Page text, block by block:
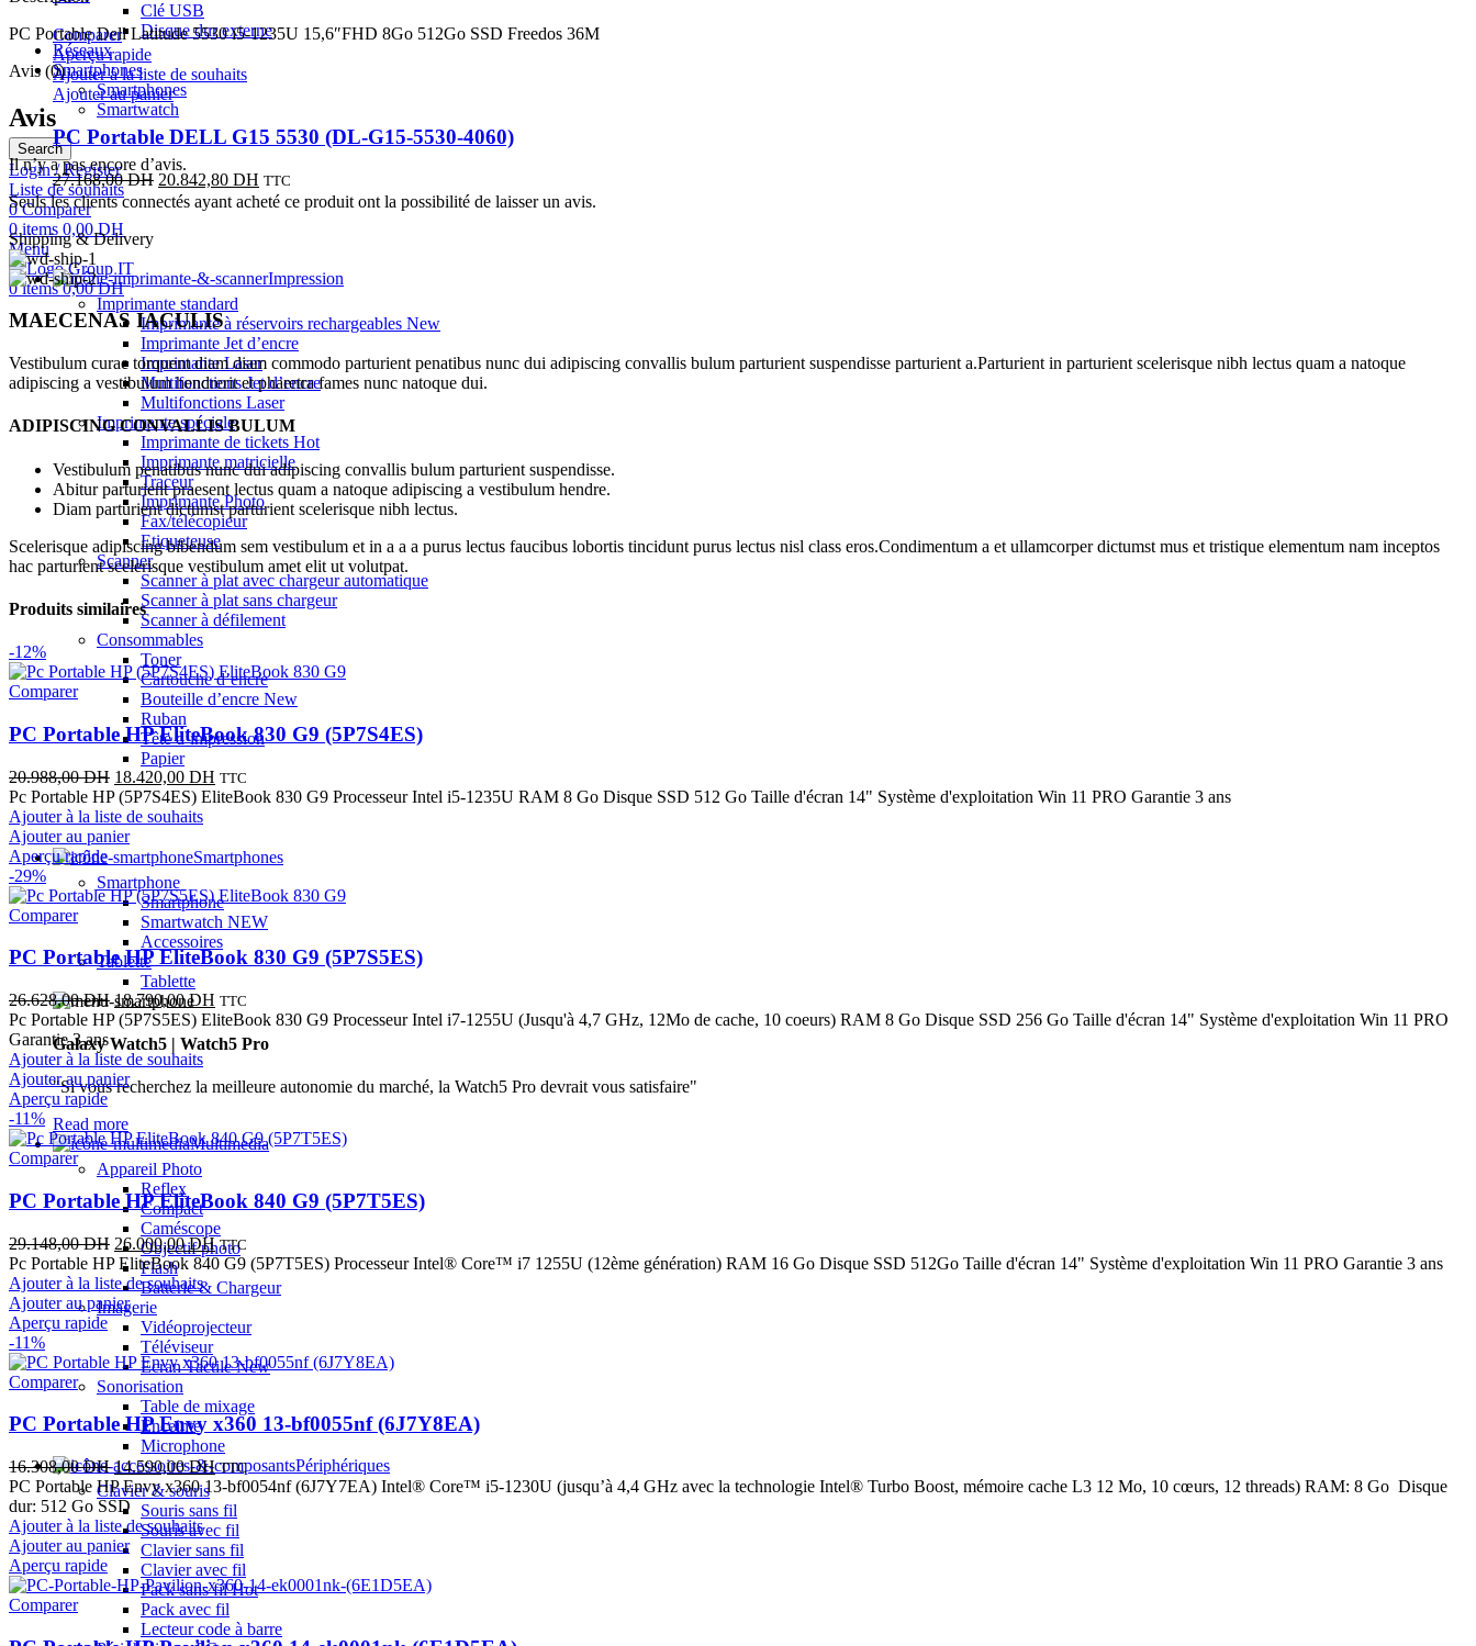
Clé USB
Disque dur externe
Réseaux
Smartphones
Smartphones
Smartwatch
Search
Login / Register
Liste de souhaits
0 Comparer
0items 0,00DH
Menu
0items 0,00DH
initial
était :
est :
Comparer
Aperçu rapide
Ajouter à la liste de souhaits
Ajouter au panier
PC Portable DELL G15 5530 (DL-G15-5530-4060)
27.168,00DH Le
prix
20.842,80 DH Le
prix
TTC
Impression
Imprimante standard
Imprimante à réservoirs rechargeables New
Imprimante Jet d’encre
Imprimante Laser
Multifonctions Jet d’encre
Multifonctions Laser
Imprimante spéciale
Imprimante de tickets Hot
Imprimante matricielle
Traceur
Imprimante Photo
Fax/télécopieur
Etiqueteuse
Scanner
Scanner à plat avec chargeur automatique
Scanner à plat sans chargeur
Scanner à défilement
Consommables
Toner
Cartouche d’encre
Bouteille d’encre New
Ruban
Tête d’impression
Papier
Smartphones
Smartphone
Smartphone
Smartwatch NEW
Accessoires
Tablette
Tablette
Galaxy Watch5 | Watch5 Pro
"Si vous recherchez la meilleure autonomie du marché, la Watch5 Pro devrait vous satisfaire"
Read more
Multimedia
Appareil Photo
Reflex
Compact
Caméscope
Objectif photo
Flash
Batterie & Chargeur
Imagerie
Vidéoprojecteur
Téléviseur
Ecran TactileNew
Sonorisation
Table de mixage
Enceinte
Microphone
Périphériques
Clavier & souris
Souris sans fil
Souris avec fil
Clavier sans fil
Clavier avec fil
Pack sans filHot
Pack avec fil
Lecteur code à barre
PC Portable Dell Latitude 5530 i5-1235U 15,6″FHD 8Go 512Go SSD Freedos 36M
Avis (0)
Avis
Il n’y a pas encore d’avis.
Seuls les clients connectés ayant acheté ce produit ont la possibilité de laisser un avis.
Shipping & Delivery
MAECENAS IACULIS
Vestibulum curae torquent diam diam commodo parturient penatibus nunc dui adipiscing convallis bulum parturient suspendisse parturient a.Parturient in parturient scelerisque nibh lectus quam a natoque
adipiscing a vestibulum hendrerit et pharetra fames nunc natoque dui.
ADIPISCING CONVALLIS BULUM
Vestibulum penatibus nunc dui adipiscing convallis bulum parturient suspendisse.
Abitur parturient praesent lectus quam a natoque adipiscing a vestibulum hendre.
Diam parturient dictumst parturient scelerisque nibh lectus.
Scelerisque adipiscing bibendum sem vestibulum et in a a a purus lectus faucibus lobortis tincidunt purus lectus nisl class eros.Condimentum a et ullamcorper dictumst mus et tristique elementum nam inceptos
hac parturient scelerisque vestibulum amet elit ut volutpat.
Produits similaires
-12%
Comparer
PC Portable HP EliteBook 830 G9 (5P7S4ES)
20.988,00DH Le
prix
initial
était :
20.988,00 DH.
18.420,00 DH Le
prix
18.420,00 DH.
TTC
Pc Portable HP (5P7S4ES) EliteBook 830 G9 Processeur Intel i5-1235U RAM 8 Go Disque SSD 512 Go Taille d'écran 14" Système d'exploitation Win 11 PRO Garantie 3 ans
Ajouter à la liste de souhaits
Ajouter au panier
Aperçu rapide
-29%
Comparer
PC Portable HP EliteBook 830 G9 (5P7S5ES)
26.628,00DHLe
prix
initial
était :
26.628,00 DH.
18.790,00DH Le
prix
actuel
18.790,00 DH.
TTC
Pc Portable HP (5P7S5ES) EliteBook 830 G9 Processeur Intel i7-1255U (Jusqu'à 4,7 GHz, 12Mo de cache, 10 coeurs) RAM 8 Go Disque SSD 256 Go Taille d'écran 14" Système d'exploitation Win 11 PRO
Garantie 3 ans
Ajouter à la liste de souhaits
Ajouter au panier
Aperçu rapide
-11%
Comparer
PC Portable HP EliteBook 840 G9 (5P7T5ES)
29.148,00DH Le
prix
initial
était :
29.148,00 DH.
26.000,00DHLe
prix
actuel
est :
26.000,00 DH.
TTC
Pc Portable HP EliteBook 840 G9 (5P7T5ES) Processeur Intel® Core™ i7 1255U (12ème génération) RAM 16 Go Disque SSD 512Go Taille d'écran 14" Système d'exploitation Win 11 PRO Garantie 3 ans
Ajouter à la liste de souhaits
Ajouter au panier
Aperçu rapide
-11%
Comparer
PC Portable HP Envy x360 13-bf0055nf (6J7Y8EA)
16.308,00DHLe
prix
initial
était :
16.308,00 DH.
14.590,00DHLe
prix
actuel
est :
14.590,00 DH.
TTC
PC Portable HP Envy x360 13-bf0054nf (6J7Y7EA) Intel® Core™ i5-1230U (jusqu’à 4,4 GHz avec la technologie Intel® Turbo Boost, mémoire cache L3 12 Mo, 10 cœurs, 12 threads) RAM: 8 Go Disque
dur: 512 Go SSD
Ajouter à la liste de souhaits
Ajouter au panier
Aperçu rapide
Comparer